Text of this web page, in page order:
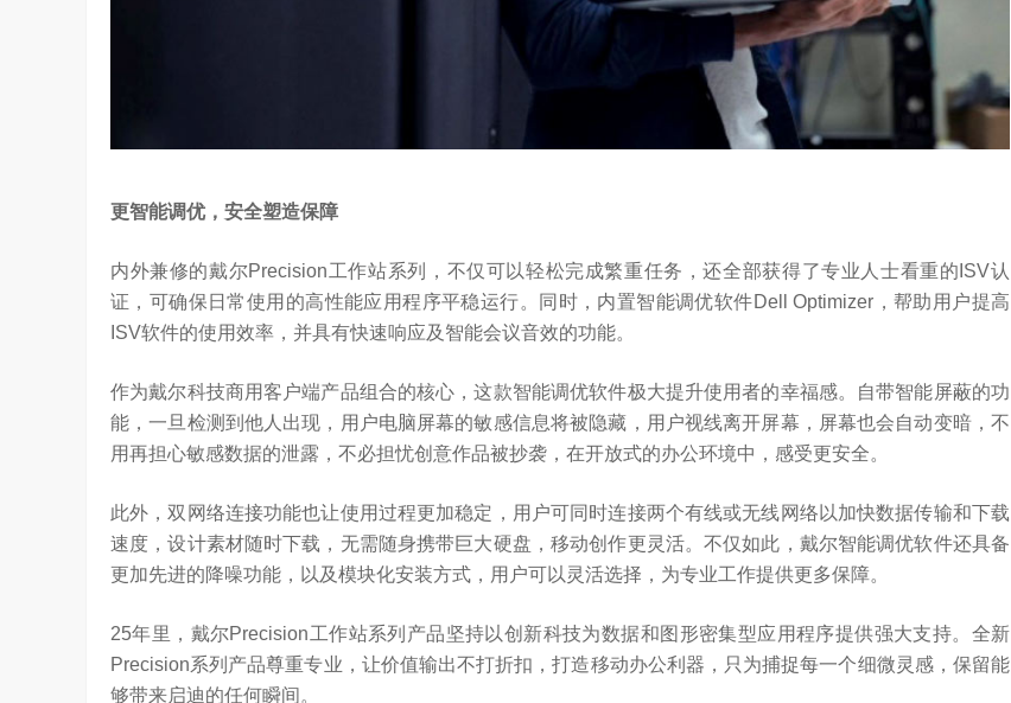
更智能调优，安全塑造保障
内外兼修的戴尔Precision工作站系列，不仅可以轻松完成繁重任务，还全部获得了专业人士看重的ISV认
证，可确保日常使用的高性能应用程序平稳运行。同时，内置智能调优软件Dell Optimizer，帮助用户提高
ISV软件的使用效率，并具有快速响应及智能会议音效的功能。
作为戴尔科技商用客户端产品组合的核心，这款智能调优软件极大提升使用者的幸福感。自带智能屏蔽的功
能，一旦检测到他人出现，用户电脑屏幕的敏感信息将被隐藏，用户视线离开屏幕，屏幕也会自动变暗，不
用再担心敏感数据的泄露，不必担忧创意作品被抄袭，在开放式的办公环境中，感受更安全。
此外，双网络连接功能也让使用过程更加稳定，用户可同时连接两个有线或无线网络以加快数据传输和下载
速度，设计素材随时下载，无需随身携带巨大硬盘，移动创作更灵活。不仅如此，戴尔智能调优软件还具备
更加先进的降噪功能，以及模块化安装方式，用户可以灵活选择，为专业工作提供更多保障。
25年里，戴尔Precision工作站系列产品坚持以创新科技为数据和图形密集型应用程序提供强大支持。全新
Precision系列产品尊重专业，让价值输出不打折扣，打造移动办公利器，只为捕捉每一个细微灵感，保留能
够带来启迪的任何瞬间。